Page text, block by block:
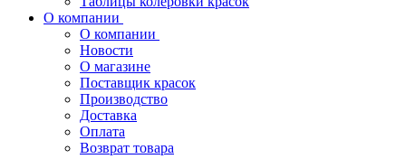
О компании
О компании
Новости
О магазине
Поставщик красок
Производство
Доставка
Оплата
Возврат товара